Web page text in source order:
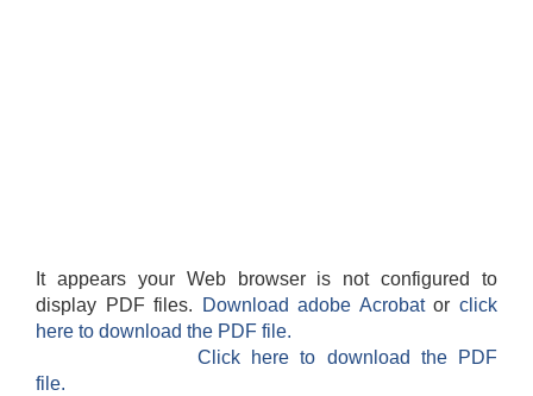
It appears your Web browser is not configured to
display PDF files.
Download adobe Acrobatorclick
here to download the PDF file.
Click here to download the PDF
file.